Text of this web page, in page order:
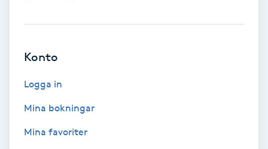
Reikihealing
Konto
Logga in
Mina bokningar
Mina favoriter